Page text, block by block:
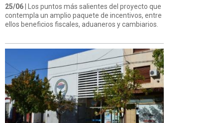
25/06 | Los puntos más salientes del proyecto que
contempla un amplio paquete de incentivos, entre
ellos beneficios fiscales, aduaneros y cambiarios.